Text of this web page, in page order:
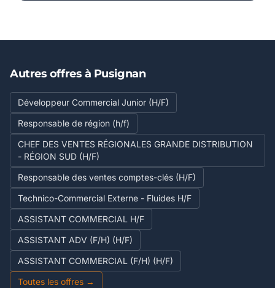
Autres offres à Pusignan
Développeur Commercial Junior (H/F)
Responsable de région (h/f)
CHEF DES VENTES RÉGIONALES GRANDE DISTRIBUTION
- RÉGION SUD (H/F)
Responsable des ventes comptes-clés (H/F)
Technico-Commercial Externe - Fluides H/F
ASSISTANT COMMERCIAL H/F
ASSISTANT ADV (F/H) (H/F)
ASSISTANT COMMERCIAL (F/H) (H/F)
Toutes les offres →